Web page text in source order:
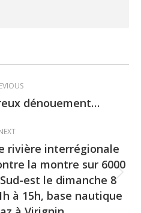
Previousdénouement…
Next
post:
rivière interrégionale
la montre sur 6000
est le dimanche 8
à 15h, base nautique